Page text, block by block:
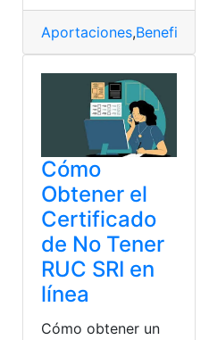
Aportaciones,Beneficios
Cómo
Obtener el
Certificado
de No Tener
RUC SRI en
línea
Cómo obtener un